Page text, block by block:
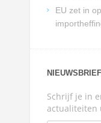
EU zet in
Schrijf je in
actualiteiten